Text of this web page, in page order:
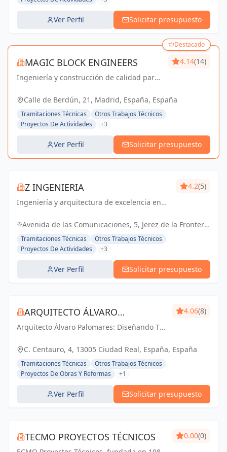
Ver Perfil Solicitar presupuesto
Destacado
MAGIC BLOCK ENGINEERS
Ingeniería y construcción de calidad para
Nueva.
4.14(14)
Calle de Berdún, 21, Madrid, España, España
Tramitaciones Técnicas
Otros Trabajos Técnicos
Proyectos De Actividades
+3
Ver Perfil Solicitar presupuesto
Z INGENIERIA
Ingeniería y arquitectura de excelencia en
confiable para proyectos técnicos y licencias
4.2(5)
Avenida de las Comunicaciones, 5, Jerez de la Frontera,
España, España
Tramitaciones Técnicas
Otros Trabajos Técnicos
Proyectos De Actividades
+3
Ver Perfil Solicitar presupuesto
ARQUITECTO ÁLVARO
PALOMARES
Arquitecto Álvaro Palomares: Diseñando Tu
4.06(8)
C. Centauro, 4, 13005 Ciudad Real, España, España
Tramitaciones Técnicas
Otros Trabajos Técnicos
Proyectos De Obras Y Reformas
+1
Ver Perfil Solicitar presupuesto
TECMO PROYECTOS TÉCNICOS 0.00(0)